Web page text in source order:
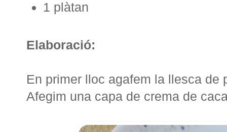
1 plàtan
Elaboració:
En primer lloc agafem la llesca de
Afegim una capa de crema de